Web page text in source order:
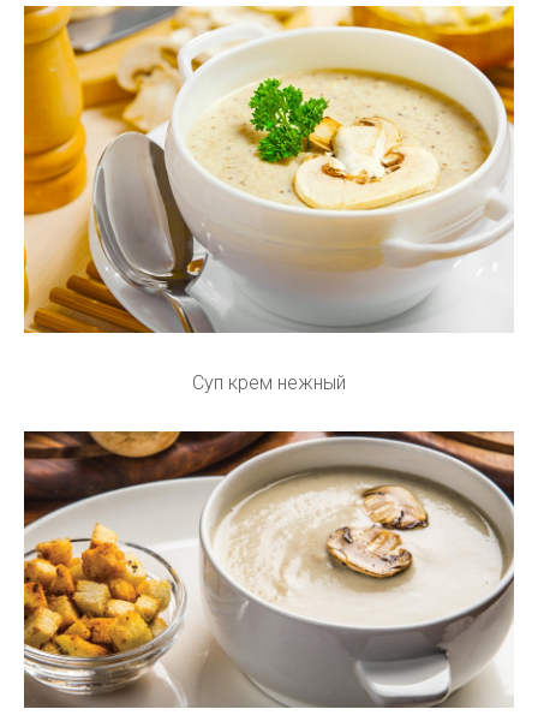
Суп крем нежный